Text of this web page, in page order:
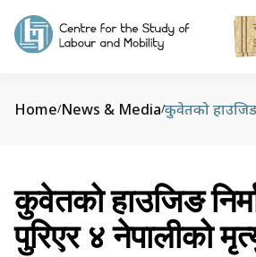
Home/News & Media/
कुवेतको हाउजिङ
पुरिएर ४ नेपालीको